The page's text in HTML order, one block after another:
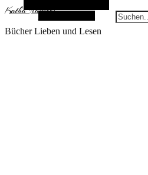
KathaFlauschi
Bücher Lieben und Lesen
Zufallsauswahl